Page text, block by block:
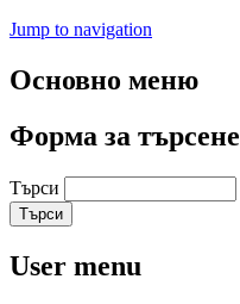
Jump to navigation
Основно меню
Форма за търсене
Търси
User menu